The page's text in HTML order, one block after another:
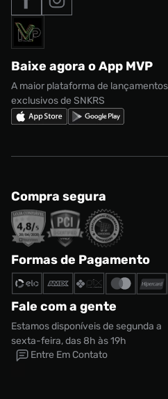
Acessórios
Marcas
adidas Adi2000
adidas Campus
Nike Shox
Termos de uso
Política de privacidade
Regulamento CRM/ CASHBACK
Regulamento Cupom
Formas de Pagamento
Solicite seus dados
Baixe agora o App MVP
A maior plataforma de lançamentos
exclusivos de SNKRS
Compra segura
Formas de Pagamento
Fale com a gente
Estamos disponíveis de segunda a
sexta-feira, das 8h às 19h
Entre Em Contato